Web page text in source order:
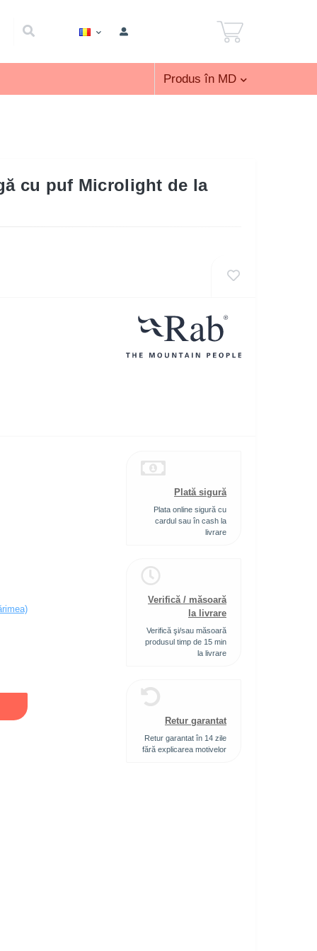
Produs în MD
cu puf Microlight de la
Plată sigură
Plata online sigură cu
cardul sau în cash la
livrare
Verifică / măsoară
la livrare
Verifică şi/sau măsoară
produsul timp de 15 min
la livrare
Retur garantat
Retur garantat în 14 zile
fără explicarea motivelor